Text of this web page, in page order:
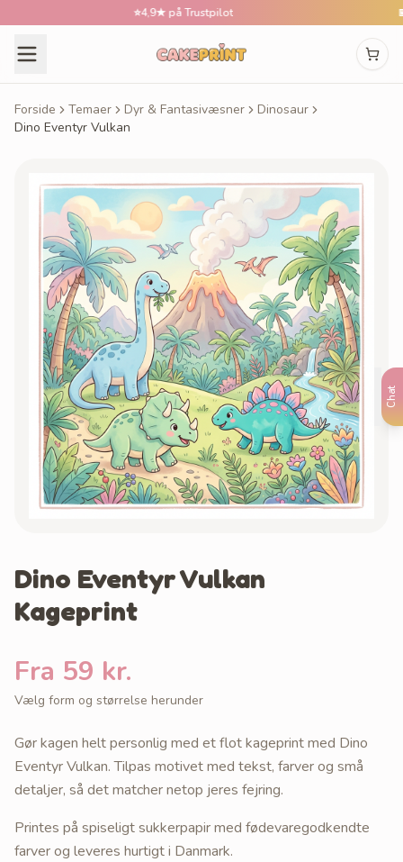
Chat
4,9★ på Trustpilot
Forside Temaer Dyr & Fantasivæsner
Dinosaur
Dino Eventyr Vulkan
Dino Eventyr Vulkan
Kageprint
Fra 59 kr.
Vælg form og størrelse herunder
Gør kagen helt personlig med et flot kageprint med Dino
Eventyr Vulkan. Tilpas motivet med tekst, farver og små
detaljer, så det matcher netop jeres fejring.
Printes på spiseligt sukkerpapir med fødevaregodkendte
farver og leveres hurtigt i Danmark.